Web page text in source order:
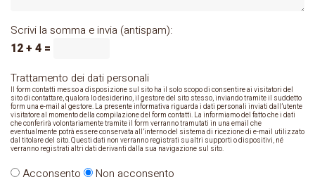
Scrivi la somma e invia (antispam):
12 + 4 =
Trattamento dei dati personali
Il form contatti messo a disposizione sul sito ha il solo scopo di consentire ai visitatori del
sito di contattare, qualora lo desiderino, il gestore del sito stesso, inviando tramite il suddetto
form una e-mail al gestore. La presente informativa riguarda i dati personali inviati dall’utente
visitatore al momento della compilazione del form contatti. La informiamo del fatto che i dati
che conferirà volontariamente tramite il form verranno tramutati in una email che
eventualmente potrà essere conservata all’interno del sistema di ricezione di e-mail utilizzato
dal titolare del sito. Questi dati non verranno registrati su altri supporti o dispositivi, né
verranno registrati altri dati derivanti dalla sua navigazione sul sito.
Acconsento Non acconsento